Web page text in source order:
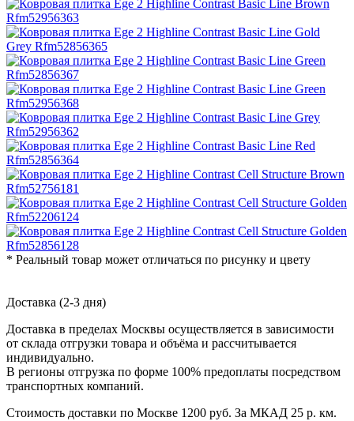
* Реальный товар может отличаться по рисунку и цвету
Доставка (2-3 дня)
Доставка в пределах Москвы осуществляется в зависимости
от склада отгрузки товара и объёма и рассчитывается
индивидуально.
В регионы отгрузка по форме 100% предоплаты посредством
транспортных компаний.
Стоимость доставки по Москве 1200 руб. За МКАД 25 р. км.